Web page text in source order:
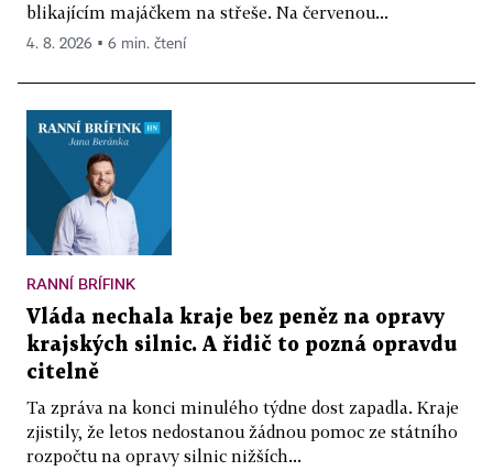
blikajícím majáčkem na střeše. Na červenou...
4. 8. 2026 ▪ 6 min. čtení
RANNÍ BRÍFINK
Vláda nechala kraje bez peněz na opravy
krajských silnic. A řidič to pozná opravdu
citelně
Ta zpráva na konci minulého týdne dost zapadla. Kraje
zjistily, že letos nedostanou žádnou pomoc ze státního
rozpočtu na opravy silnic nižších...